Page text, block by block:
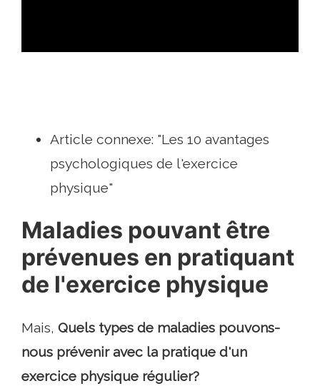
Article connexe: "Les 10 avantages
psychologiques de l'exercice
physique"
Maladies pouvant être
prévenues en pratiquant
de l'exercice physique
Mais, Quels types de maladies pouvons-
nous prévenir avec la pratique d'un
exercice physique régulier?